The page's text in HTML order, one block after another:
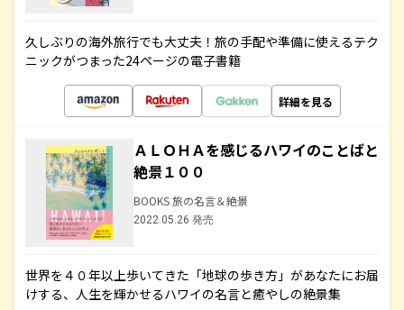
久しぶりの海外旅行でも大丈夫！旅の手配や準備に使えるテク
ニックがつまった24ページの電子書籍
詳細を見る
ＡＬＯＨＡを感じるハワイのことばと
絶景１００
BOOKS 旅の名言＆絶景
2022.05.26 発売
世界を４０年以上歩いてきた「地球の歩き方」があなたにお届
けする、人生を輝かせるハワイの名言と癒やしの絶景集